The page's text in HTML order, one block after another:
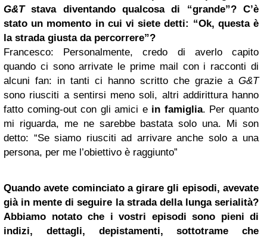
G&Tstava diventando qualcosa di “grande”? C’è
stato un momento in cui vi siete detti: “Ok, questa è
la strada giusta da percorrere”?
Francesco: Personalmente, credo di averlo capito
quando ci sono arrivate le prime mail con i racconti di
alcuni fan: in tanti ci hanno scritto che grazie a G&T
sono riusciti a sentirsi meno soli, altri addirittura hanno
fatto coming-out con gli amici e in famiglia. Per quanto
mi riguarda, me ne sarebbe bastata solo una. Mi son
detto: “Se siamo riusciti ad arrivare anche solo a una
persona, per me l’obiettivo è raggiunto”
Quando avete cominciato a girare gli episodi, avevate
già in mente di seguire la strada della lunga serialità?
Abbiamo notato che i vostri episodi sono pieni di
indizi, dettagli, depistamenti, sottotrame che